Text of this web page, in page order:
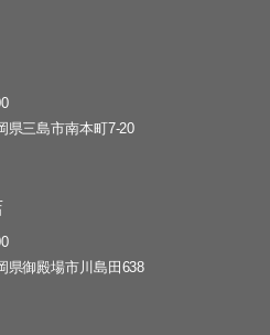
県三島市南本町7-20
県御殿場市川島田638